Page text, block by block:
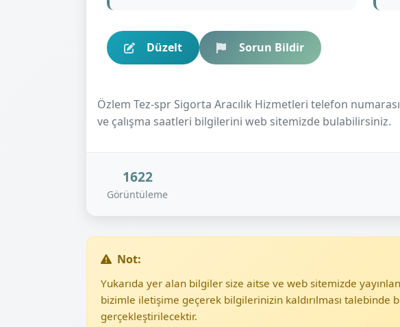
Düzelt Sorun Bildir
Özlem Tez-spr Sigorta Aracılık Hizmetleri telefon
ve çalışma saatleri bilgilerini web sitemizde bulabilirsiniz.
1622
Görüntüleme
Not:
Yukarıda yer alan bilgiler size aitse ve web sitemizde
bizimle iletişime geçerek bilgilerinizin kaldırılması talebinde
gerçekleştirilecektir.